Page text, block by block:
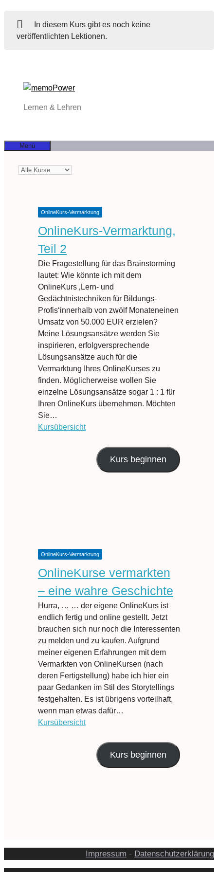
In diesem Kurs gibt es noch keine
veröffentlichten Lektionen.
springen
Lernen & Lehren
Menü
OnlineKurs-Vermarktung
OnlineKurs-Vermarktung,
Teil 2
Die Fragestellung für das Brainstorming
lautet: Wie könnte ich mit dem
OnlineKurs ‚Lern- und
Gedächtnistechniken für Bildungs-
Profis‘innerhalb von zwölf Monateneinen
Umsatz von 50.000 EUR erzielen?
Meine Lösungsansätze werden Sie
inspirieren, erfolgversprechende
Lösungsansätze auch für die
Vermarktung Ihres OnlineKurses zu
finden. Möglicherweise wollen Sie
einzelne Lösungsansätze sogar 1 : 1 für
Ihren OnlineKurs übernehmen. Möchten
Sie…
Kursübersicht
Kurs beginnen
OnlineKurs-Vermarktung
OnlineKurse vermarkten
– eine wahre Geschichte
Hurra, … … der eigene OnlineKurs ist
endlich fertig und online gestellt. Jetzt
brauchen sich nur noch die Interessenten
zu melden und zu kaufen. Aufgrund
meiner eigenen Erfahrungen mit dem
Vermarkten von OnlineKursen (nach
deren Fertigstellung) habe ich hier ein
paar Gedanken im Stil des Storytellings
festgehalten. Es ist übrigens vorteilhaft,
wenn man etwas dafür…
Kursübersicht
Kurs beginnen
Impressum - Datenschutzerklärung